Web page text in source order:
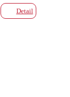
Detail